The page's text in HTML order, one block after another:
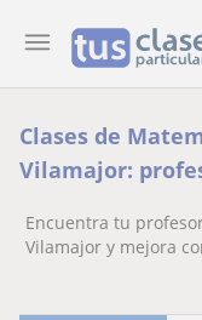
Clases de
Vilamajor:
Encuentra tu
Vilamajor y mejora